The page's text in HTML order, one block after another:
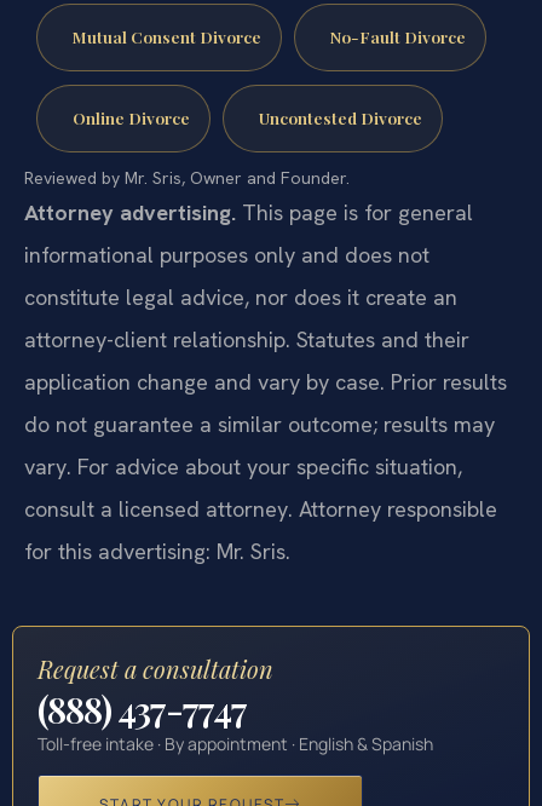
Mutual Consent Divorce No-Fault Divorce
Online Divorce Uncontested Divorce
Reviewed by Mr. Sris, Owner and Founder.
Attorney advertising. This page is for general
informational purposes only and does not
constitute legal advice, nor does it create an
attorney-client relationship. Statutes and their
application change and vary by case. Prior results
do not guarantee a similar outcome; results may
vary. For advice about your specific situation,
consult a licensed attorney. Attorney responsible
for this advertising: Mr. Sris.
Request a consultation
(888) 437-7747
Toll-free intake · By appointment · English & Spanish